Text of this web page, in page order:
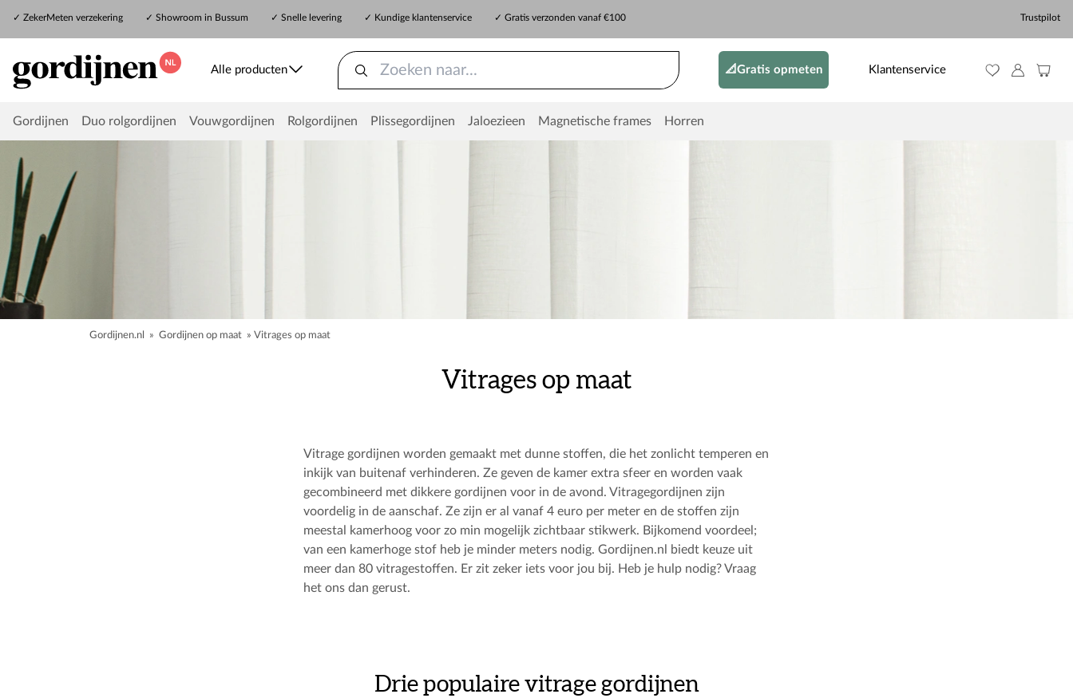
✓ ZekerMeten verzekering ✓ Showroom in Bussum ✓ Snelle levering ✓ Kundige klantenservice ✓ Gratis verzonden vanaf €100 Trustpilot
Alle producten 📐Gratis opmeten Klantenservice
Gordijnen Duo rolgordijnen Vouwgordijnen Rolgordijnen Plissegordijnen Jaloezieen Magnetische frames Horren
Gordijnen.nl » Gordijnen op maat » Vitrages op maat
Vitrages op maat
Vitrage gordijnen worden gemaakt met dunne stoffen, die het zonlicht temperen en
inkijk van buitenaf verhinderen. Ze geven de kamer extra sfeer en worden vaak
gecombineerd met dikkere gordijnen voor in de avond. Vitragegordijnen zijn
voordelig in de aanschaf. Ze zijn er al vanaf 4 euro per meter en de stoffen zijn
meestal kamerhoog voor zo min mogelijk zichtbaar stikwerk. Bijkomend voordeel;
van een kamerhoge stof heb je minder meters nodig. Gordijnen.nl biedt keuze uit
meer dan 80 vitragestoffen. Er zit zeker iets voor jou bij. Heb je hulp nodig? Vraag
het ons dan gerust.
Drie populaire vitrage gordijnen